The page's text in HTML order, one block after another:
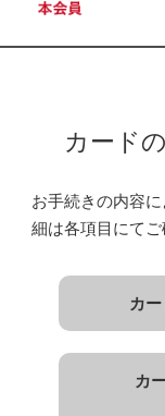
カード
お手続きの内容
細は各項目にてご
カ
カ